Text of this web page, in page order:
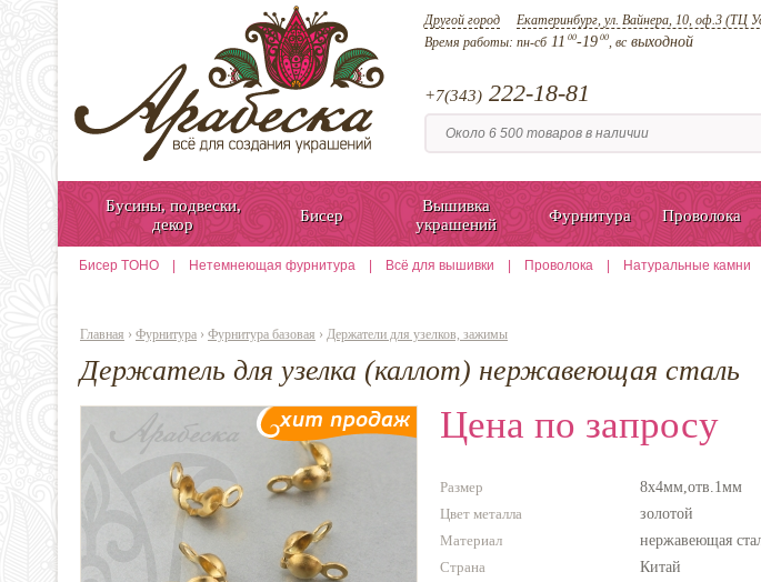
Другой город Екатеринбург, ул. Вайнера, 10, оф.3 (ТЦ
Время работы: пн-сб11 00-19 00, всвыходной
+7(343) 222-18-81
Бусины, подвески,
декор
Бисер
Вышивка
украшений
Фурнитура Проволока
Бисер TOHO Нетемнеющая фурнитура Всё для вышивки Проволока Натуральные камни
Главная › Фурнитура › Фурнитура базовая › Держатели для узелков, зажимы
Держатель для узелка (каллот) нержавеющая сталь
Цена по запросу
Размер
8х4мм,отв.1мм
Цвет металла
золотой
Материал
нержавеющая
Страна
Китай